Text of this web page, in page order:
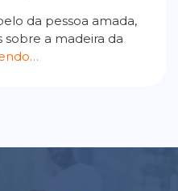
da pessoa amada,
sobre a madeira da